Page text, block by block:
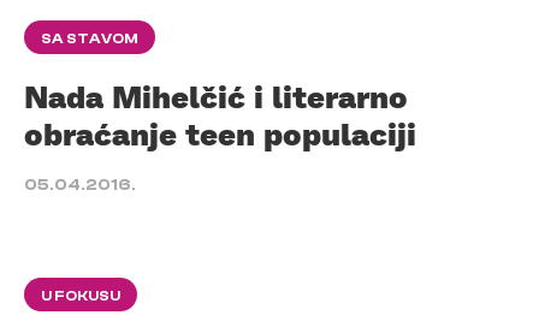
SA STAVOM
Nada Mihelčić i literarno
obraćanje teen populaciji
05.04.2016.
U FOKUSU